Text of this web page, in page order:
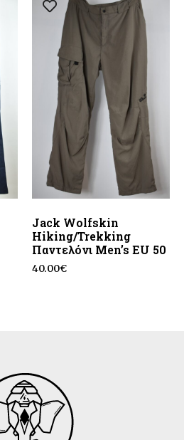
Jack Wolfskin
Hiking/Trekking
Παντελόνι Men’s EU 50
40.00€